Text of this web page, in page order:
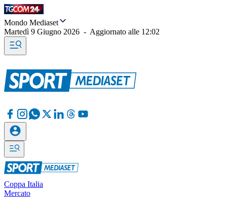
Mondo Mediaset
Martedì 9 Giugno 2026 - Aggiornato alle 12:02
Coppa Italia
Mercato